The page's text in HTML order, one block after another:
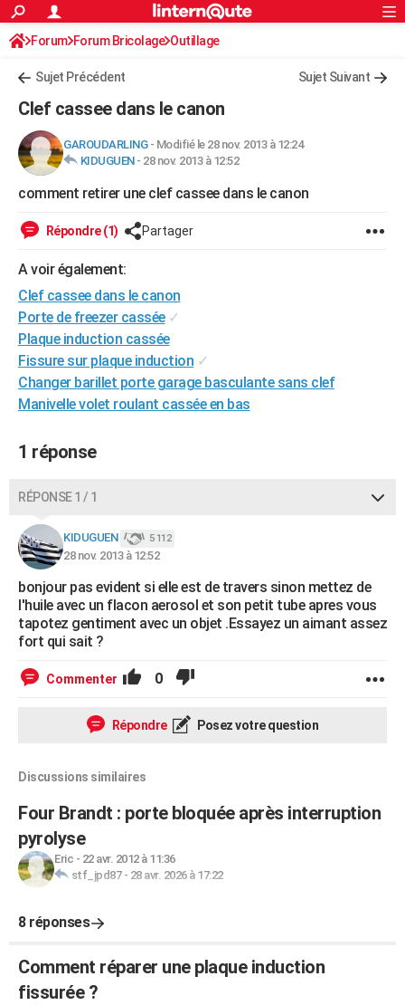
ACTUALITÉS
Politique
Société
Faits Divers
Education
Monde
Villes
+
FINANCE
Retraite
Impôts
Epargne
Immobilier
Risques naturels par ville
Banque
Assurance
Crédit
AUTO
Essais
Réserver un essai
Citadines
Berlines
SUV
Forum auto
+
Mobiles
Meilleur smartphone
Internet
Ordinateurs
Jeux vidéo
Guide high-tech
BRICOLAGE
Forum
Aménagement intérieur
Extérieur
Cuisine
Salle de bains
Jardinage
Rangement
WEEK-END
Guides de France
Escapades
Patrimoine
Expositions
Musées
Week-end nature
+LIFESTYLE
Art de vivre
Bien-être
Loisirs
Mode
Modes de vie
SANTE
Alimentation
Guide de la santé
Maladies
Médicaments
Sommeil
VOYAGE
GUIDES D'ACHAT
BONS PLANS
CARTE DE VOEUX
Carte de Noël
Carte Bonne année
Carte Saint-Valentin
Carte Pâques
Carte d'anniversaire
DICTIONNAIRE
Dictionnaire
Biographies
Citations
Expressions
Proverbes
PROGRAMME TV
COPAINS D'AVANT
S'inscrire
Se connecter
Lycées
Collèges
Primaires
Universités
Entreprises
Service militaire
Avis de recherche
AVIS DE DÉCÈS
S'inscrire
Connexion
Forum Forum Bricolage Outillage
Sujet Précédent Sujet Suivant
Clef cassee dans le canon
GAROUDARLING- Modifié le 28 nov. 2013 à 12:24
KIDUGUEN- 28 nov. 2013 à 12:52
comment retirer une clef cassee dans le canon
Répondre (1) Partager
A voir également:
Clef cassee dans le canon
Porte de freezer cassée ✓
Plaque induction cassée
Fissure sur plaque induction ✓
Changer barillet porte garage basculante sans clef
Manivelle volet roulant cassée en bas
1 réponse
RÉPONSE 1 / 1
KIDUGUEN 5 112
28 nov. 2013 à 12:52
bonjour pas evident si elle est de travers sinon mettez de
l'huile avec un flacon aerosol et son petit tube apres vous
tapotez gentiment avec un objet .Essayez un aimant assez
fort qui sait ?
Commenter 0
Répondre Posez votre question
Discussions similaires
Four Brandt : porte bloquée après interruption
pyrolyse
Eric - 22 avr. 2012 à 11:36
stf_jpd87- 28 avr. 2026 à 17:22
8 réponses
Comment réparer une plaque induction
fissurée ?